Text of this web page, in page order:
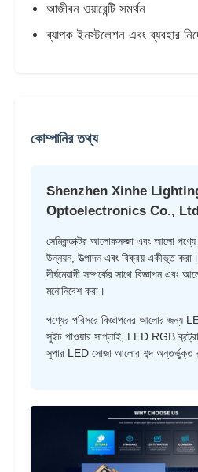
আজীবন ওয়ারেন্টি সমর্থন
ব্যাপক ইনস্টলেশন এবং ব্যবহার
কোম্পানির তথ্য
Shenzhen Xinhe
Optoelectronics Co.,
সেমিকন্ডাক্টর আলোকসজ্জা এবং আলো পণ্যে
উন্নয়ন, উত্পাদন এবং বিক্রয় একীভূত
দীর্ঘমেয়াদী সম্পর্কের সাথে বিজ্ঞাপন এবং
মনোনিবেশ করা।
পণ্যের পরিসরে বিজ্ঞাপনের আলোর জন্য
সুইচ পাওয়ার সাপ্লাই, LED RGB
সুপার LED সোজা আলোর শব্দ অন্তর্ভুক্ত